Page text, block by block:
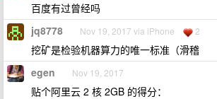
百度有过曾经吗
jq8778 Nov 19, 2017 via iPhone 2
挖矿是检验机器算力的唯一标准（滑稽
egen Nov 19, 2017
贴个阿里云 2 核 2GB 的得分：